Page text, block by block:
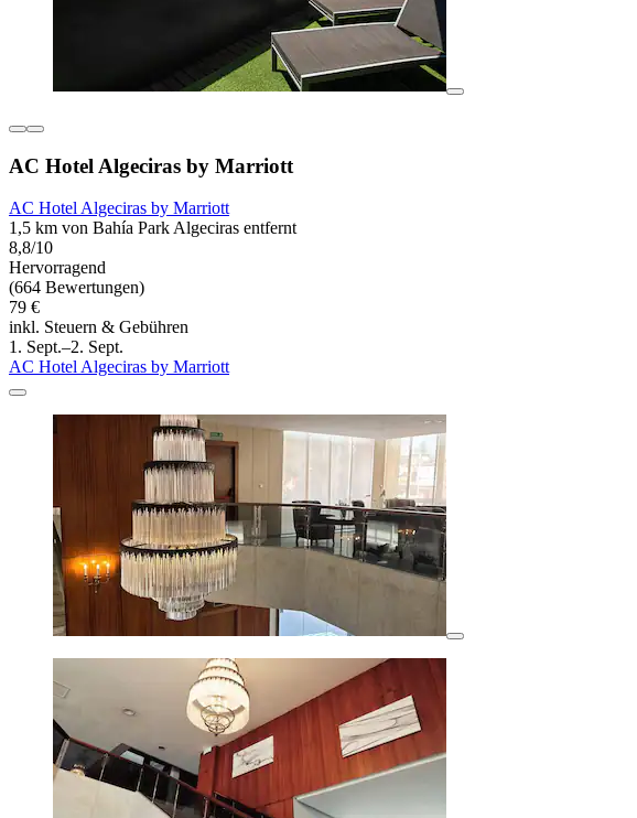
AC Hotel Algeciras by Marriott
AC Hotel Algeciras by Marriott
1,5 km von Bahía Park Algeciras entfernt
8,8/10
Hervorragend
(664 Bewertungen)
79 €
inkl. Steuern & Gebühren
1. Sept.–2. Sept.
AC Hotel Algeciras by Marriott